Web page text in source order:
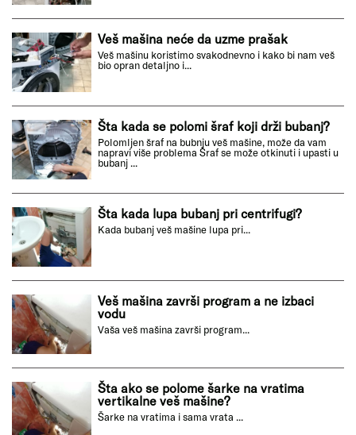
Veš mašina neće da uzme prašak
Veš mašinu koristimo svakodnevno i kako bi nam veš
bio opran detaljno i...
Šta kada se polomi šraf koji drži bubanj?
Polomljen šraf na bubnju veš mašine, može da vam
napravi više problema Šraf se može otkinuti i upasti u
bubanj ...
Šta kada lupa bubanj pri centrifugi?
Kada bubanj veš mašine lupa pri...
Veš mašina završi program a ne izbaci
vodu
Vaša veš mašina završi program...
Šta ako se polome šarke na vratima
vertikalne veš mašine?
Šarke na vratima i sama vrata ...